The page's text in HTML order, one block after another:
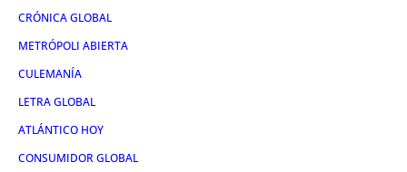
CRÓNICA GLOBAL
METRÓPOLI ABIERTA
CULEMANÍA
LETRA GLOBAL
ATLÁNTICO HOY
CONSUMIDOR GLOBAL